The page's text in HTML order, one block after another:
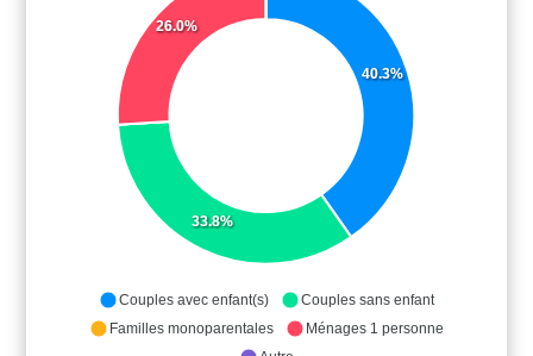
40.3%
33.8%
26.0%
Couples avec enfant(s)
Couples sans enfant
Familles monoparentales
Ménages 1 personne